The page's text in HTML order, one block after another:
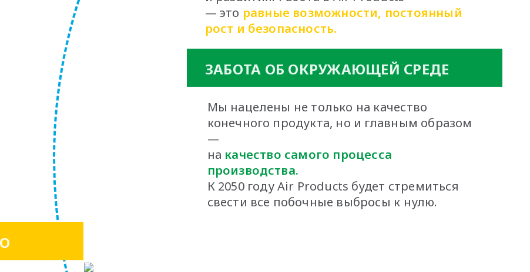
— это равные возможности, постоянный
рост и безопасность.
ЗАБОТА ОБ ОКРУЖАЮЩЕЙ СРЕДЕ
Мы нацелены не только на качество
конечного продукта, но и главным образом
—
на качество самого процесса
производства.
К 2050 году Air Products будет стремиться
свести все побочные выбросы к нулю.